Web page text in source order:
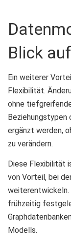
Blick
Ein weiterer
Flexibilität.
ohne
ergänzt werden,
zu verändern.
Diese Flexibilität
von Vorteil, bei
frühzeitig
Modells.